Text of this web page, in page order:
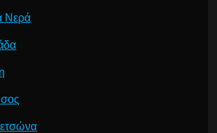
Νερά